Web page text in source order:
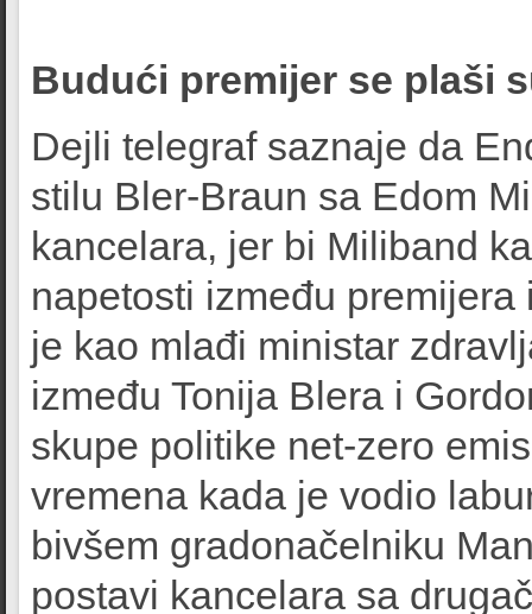
Budući premijer se plaši
Dejli telegraf saznaje da
stilu Bler-Braun sa Edom
kancelara, jer bi Miliband
napetosti između
je kao mlađi ministar
između Tonija Blera i
skupe politike net-zero
vremena kada je vodio
bivšem gradonačelniku
postavi kancelara sa